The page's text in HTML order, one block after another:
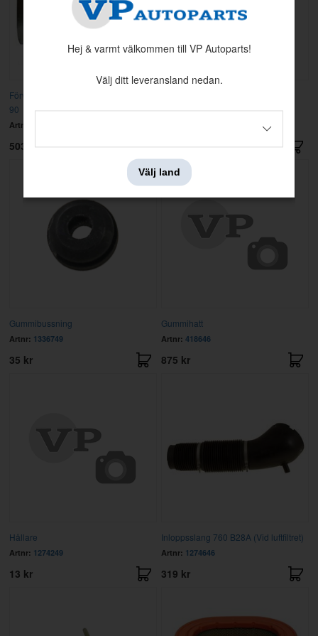
Förvärmningsplåt 240 75-87 740 84-
90
Artnr:
503 kr
Gummibussning
Artnr: 1336749
35 kr
Gummihatt
Artnr: 418646
875 kr
Hållare
Artnr: 1274249
13 kr
Inloppsslang 760 B28A (Vid luftfiltret)
Artnr: 1274646
319 kr
Hej & varmt välkommen till VP Autoparts!
Välj ditt leveransland nedan.
Välj land